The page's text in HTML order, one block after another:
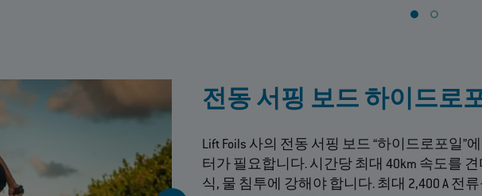
전동 서핑 보드 하이드로
Lift Foils 사의 전동 서핑 보드 “하이드로포일”
터가 필요합니다. 시간당 최대 40km 속도를
식, 물 침투에 강해야 합니다. 최대 2,400 A 전